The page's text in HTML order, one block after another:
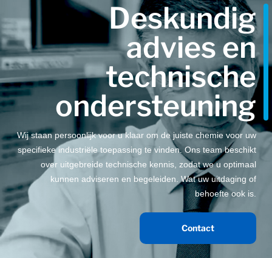
Deskundig
advies en
technische
ondersteuning
Wij staan persoonlijk voor u klaar om de juiste chemie voor uw
specifieke industriële toepassing te vinden. Ons team beschikt
over uitgebreide technische kennis, zodat we u optimaal
kunnen adviseren en begeleiden. Wat uw uitdaging of
behoefte ook is.
Contact